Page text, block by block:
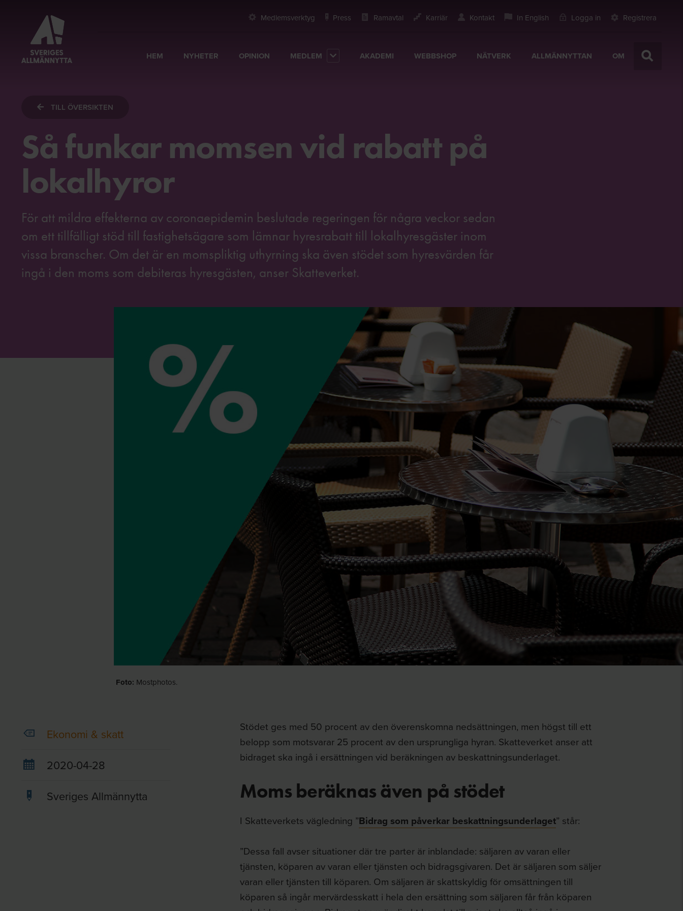
Medlemsverktyg Press Ramavtal Karriär Kontakt In English Logga in Registrera
HEM NYHETER OPINION MEDLEM AKADEMI WEBBSHOP NÄTVERK ALLMÄNNYTTAN OM
TILL ÖVERSIKTEN
Så funkar momsen vid rabatt på
lokalhyror
För att mildra effekterna av coronaepidemin beslutade regeringen för några veckor sedan
om ett tillfälligt stöd till fastighetsägare som lämnar hyresrabatt till lokalhyresgäster inom
vissa branscher. Om det är en momspliktig uthyrning ska även stödet som hyresvärden får
ingå i den moms som debiteras hyresgästen, anser Skatteverket.
Foto: Mostphotos.
Ekonomi & skatt
2020-04-28
Sveriges Allmännytta
Stödet ges med 50 procent av den överenskomna nedsättningen, men högst till ett
belopp som motsvarar 25 procent av den ursprungliga hyran. Skatteverket anser att
bidraget ska ingå i ersättningen vid beräkningen av beskattningsunderlaget.
Moms beräknas även på stödet
I Skatteverkets vägledning ”Bidrag som påverkar beskattningsunderlaget” står:
”Dessa fall avser situationer där tre parter är inblandade: säljaren av varan eller
tjänsten, köparen av varan eller tjänsten och bidragsgivaren. Det är säljaren som säljer
varan eller tjänsten till köparen. Om säljaren är skattskyldig för omsättningen till
köparen så ingår mervärdesskatt i hela den ersättning som säljaren får från köparen